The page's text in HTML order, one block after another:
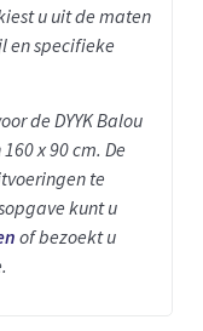
u uit de maten
en specifieke
de DYYK Balou
x 90 cm. De
te
kunt u
of bezoekt u